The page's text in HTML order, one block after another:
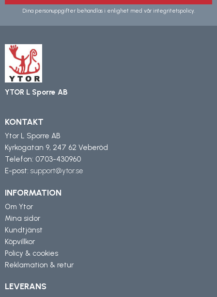
Dina personuppgifter behandlas i enlighet med vår integritetspolicy
YTOR L Sporre AB
KONTAKT
Ytor L Sporre AB
Kyrkogatan 9, 247 62 Veberöd
Telefon: 0703-430960
E-post: support@ytor.se
INFORMATION
Om Ytor
Mina sidor
Kundtjänst
Köpvillkor
Policy & cookies
Reklamation & retur
LEVERANS